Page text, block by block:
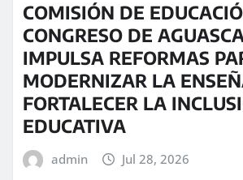
COMISIÓN DE
CONGRESO DE
IMPULSA REFORMAS
MODERNIZAR LA
FORTALECER LA
EDUCATIVA
admin Jul 28, 2026